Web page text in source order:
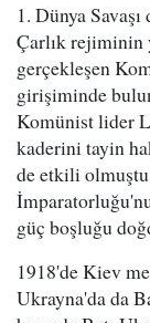
1. Dünya
Çarlık rejiminin
gerçekleşen
girişiminde
Komünist lider
kaderini tayin
de etkili
güç boşluğu
1918'de Kiev
Ukrayna'da da